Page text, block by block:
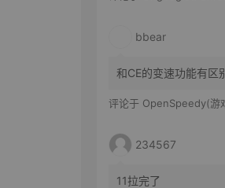
bbear
和CE的变速功能有区
评论于 OpenSpeedy(游戏
234567
11拉完了